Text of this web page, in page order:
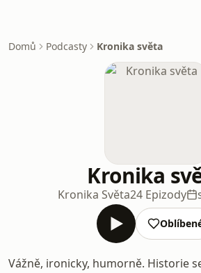
Domů Podcasty Kronika světa
Kronika
Kronika Světa24 Epizody
Vážně, ironicky, humorně. Historie